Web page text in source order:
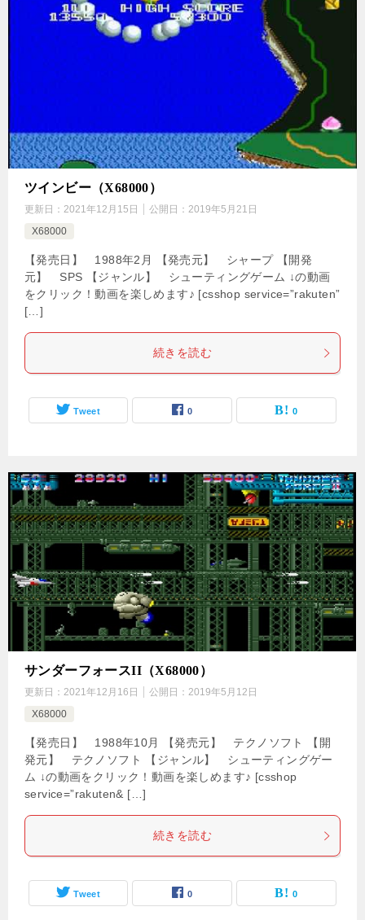
ツインビー（X68000）
更新日： 2021年12月15日 公開日： 2019年5月21日
X68000
【発売日】 1988年2月 【発売元】 シャープ 【開発
元】 SPS 【ジャンル】 シューティングゲーム ↓の動画
をクリック！動画を楽しめます♪ [csshop service=”rakuten”
[…]
続きを読む
Tweet 0 0
サンダーフォースII（X68000）
更新日： 2021年12月16日 公開日： 2019年5月12日
X68000
【発売日】 1988年10月 【発売元】 テクノソフト 【開
発元】 テクノソフト 【ジャンル】 シューティングゲー
ム ↓の動画をクリック！動画を楽しめます♪ [csshop
service=”rakuten& […]
続きを読む
Tweet 0 0